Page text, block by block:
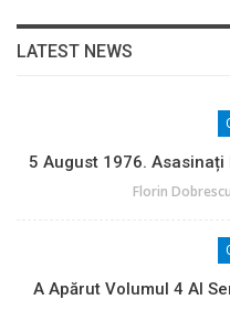
LATEST NEWS
5 August 1976.
Florin Dobrescu
A Apărut Volumul 4 Al